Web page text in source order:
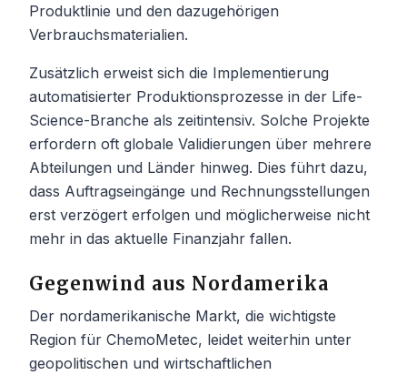
Produktlinie und den dazugehörigen
Verbrauchsmaterialien.
Zusätzlich erweist sich die Implementierung
automatisierter Produktionsprozesse in der Life-
Science-Branche als zeitintensiv. Solche Projekte
erfordern oft globale Validierungen über mehrere
Abteilungen und Länder hinweg. Dies führt dazu,
dass Auftragseingänge und Rechnungsstellungen
erst verzögert erfolgen und möglicherweise nicht
mehr in das aktuelle Finanzjahr fallen.
Gegenwind aus Nordamerika
Der nordamerikanische Markt, die wichtigste
Region für ChemoMetec, leidet weiterhin unter
geopolitischen und wirtschaftlichen